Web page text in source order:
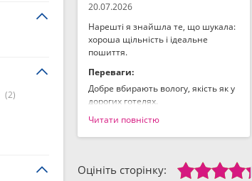
20.07.2026
Нарешті я знайшла те, що шукала:
хороша щільність і ідеальне
пошиття.
Переваги:
Добре вбирають вологу, якість як у
дорогих готелях.
Недоліки:
Не знайшла.
Читати повністю
Оцініть сторінку:
(2)